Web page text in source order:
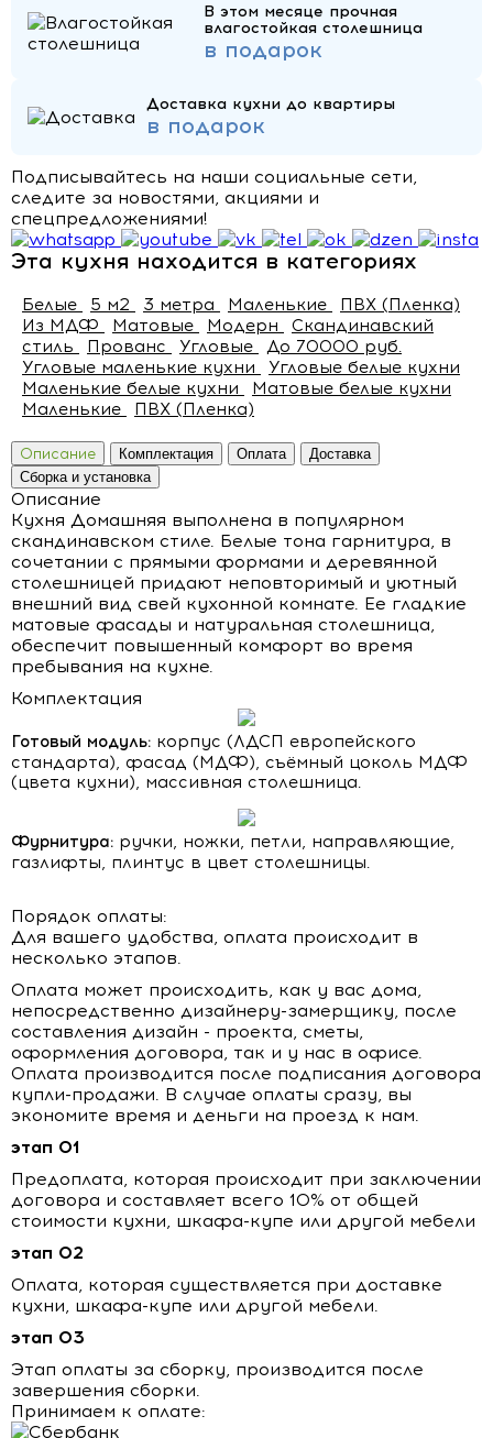
В этом месяце прочная
влагостойкая столешница
в подарок
Доставка кухни до квартиры
в подарок
Подписывайтесь на наши социальные сети,
следите за новостями, акциями и
спецпредложениями!
Эта кухня находится в категориях
Белые 5 м2 3 метра Маленькие
ПВХ (Пленка)
Из МДФ
Матовые Модерн
Скандинавский
стиль
Прованс Угловые
До 70000 руб.
Угловые маленькие кухни
Угловые белые кухни
Маленькие белые кухни
Матовые белые кухни
Маленькие
ПВХ (Пленка)
Описание Комплектация Оплата
Доставка
Сборка и установка
Описание
Кухня Домашняя выполнена в популярном
скандинавском стиле. Белые тона гарнитура, в
сочетании с прямыми формами и деревянной
столешницей придают неповторимый и уютный
внешний вид свей кухонной комнате. Ее гладкие
матовые фасады и натуральная столешница,
обеспечит повышенный комфорт во время
пребывания на кухне.
Комплектация
Готовый модуль: корпус (ЛДСП европейского
стандарта), фасад (МДФ), съёмный цоколь МДФ
(цвета кухни), массивная столешница.
Фурнитура: ручки, ножки, петли, направляющие,
газлифты, плинтус в цвет столешницы.
Порядок оплаты:
Для вашего удобства, оплата происходит в
несколько этапов.
Оплата может происходить, как у вас дома,
непосредственно дизайнеру-замерщику, после
составления дизайн - проекта, сметы,
оформления договора, так и у нас в офисе.
Оплата производится после подписания договора
купли-продажи. В случае оплаты сразу, вы
экономите время и деньги на проезд к нам.
этап 01
Предоплата, которая происходит при заключении
договора и составляет всего 10% от общей
стоимости кухни, шкафа-купе или другой мебели
этап 02
Оплата, которая существляется при доставке
кухни, шкафа-купе или другой мебели.
этап 03
Этап оплаты за сборку, производится после
завершения сборки.
Принимаем к оплате: